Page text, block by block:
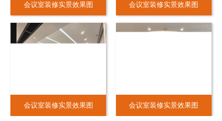
会议室装修实景效果图 会议室装修实景效果图
会议室装修实景效果图 会议室装修实景效果图